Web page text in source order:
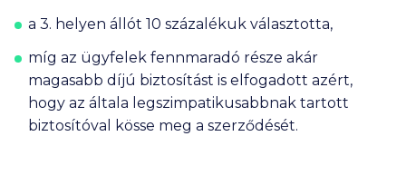
a 3. helyen állót 10 százalékuk választotta,
míg az ügyfelek fennmaradó része akár
magasabb díjú biztosítást is elfogadott azért,
hogy az általa legszimpatikusabbnak tartott
biztosítóval kösse meg a szerződését.